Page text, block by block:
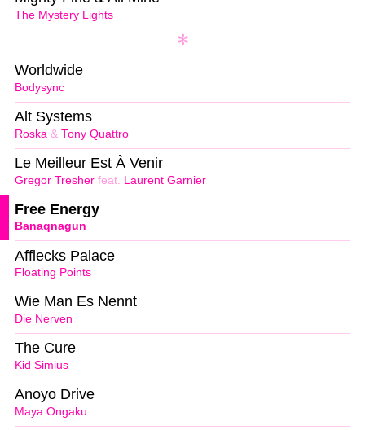
The Mystery Lights
Bodysync
Worldwide
Roska & Tony Quattro
Alt Systems
Gregor Tresher feat. Laurent Garnier
Le Meilleur Est À Venir
Banaqnagun
Free Energy
Floating Points
Afflecks Palace
Die Nerven
Wie Man Es Nennt
Kid Simius
The Cure
Maya Ongaku
Anoyo Drive